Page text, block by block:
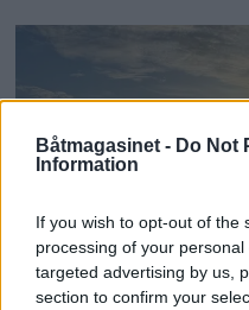
Båtmagasinet - Do Not
Information
If you wish to opt-out of the
processing of your
targeted advertising by us,
section to confirm your